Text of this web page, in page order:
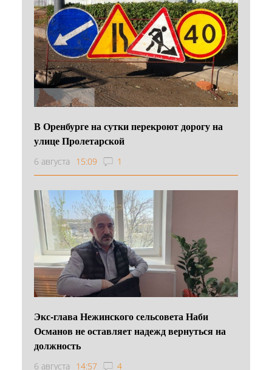
В Оренбурге на сутки перекроют дорогу на
улице Пролетарской
6 августа 15:09 1
Экс-глава Нежинского сельсовета Наби
Османов не оставляет надежд вернуться на
должность
6 августа 14:57 4